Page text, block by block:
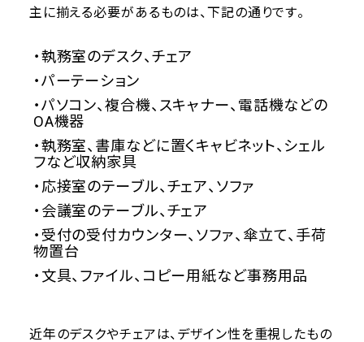
主に揃える必要があるものは、下記の通りです。
・執務室のデスク、チェア
・パーテーション
・パソコン、複合機、スキャナー、電話機などの
OA機器
・執務室、書庫などに置くキャビネット、シェル
フなど収納家具
・応接室のテーブル、チェア、ソファ
・会議室のテーブル、チェア
・受付の受付カウンター、ソファ、傘立て、手荷
物置台
・文具、ファイル、コピー用紙など事務用品
近年のデスクやチェアは、デザイン性を重視したもの